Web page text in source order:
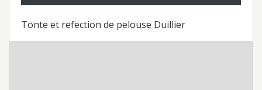
Tonte et refection de pelouse Duillier